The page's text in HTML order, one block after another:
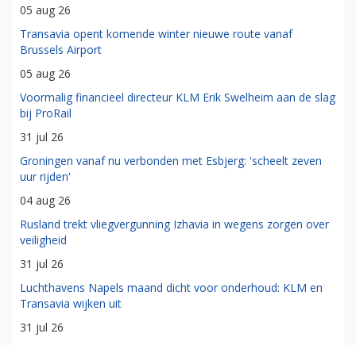
05 aug 26
Transavia opent komende winter nieuwe route vanaf
Brussels Airport
05 aug 26
Voormalig financieel directeur KLM Erik Swelheim aan de slag
bij ProRail
31 jul 26
Groningen vanaf nu verbonden met Esbjerg: 'scheelt zeven
uur rijden'
04 aug 26
Rusland trekt vliegvergunning Izhavia in wegens zorgen over
veiligheid
31 jul 26
Luchthavens Napels maand dicht voor onderhoud: KLM en
Transavia wijken uit
31 jul 26